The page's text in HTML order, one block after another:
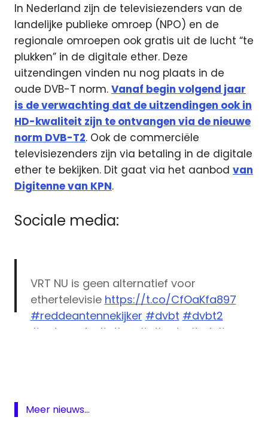
In Nederland zijn de televisiezenders van de
landelijke publieke omroep (NPO) en de
regionale omroepen ook gratis uit de lucht “te
plukken” in de digitale ether. Deze
uitzendingen vinden nu nog plaats in de
oude DVB-T norm. Vanaf begin volgend jaar
is de verwachting dat de uitzendingen ook in
HD-kwaliteit zijn te ontvangen via de nieuwe
norm DVB-T2. Ook de commerciële
televisiezenders zijn via betaling in de digitale
ether te bekijken. Dit gaat via het aanbod van
Digitenne van KPN.
Sociale media:
VRT NU is geen alternatief voor
ethertelevisie https://t.co/CfOaKfa897
#reddeantennekijker #dvbt #dvbt2
#antennetv
#ether #ethertv #vrt #een
Meer nieuws...